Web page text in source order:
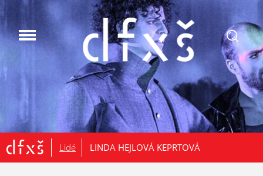
.
Lidé LINDA HEJLOVÁ KEPRTOVÁ